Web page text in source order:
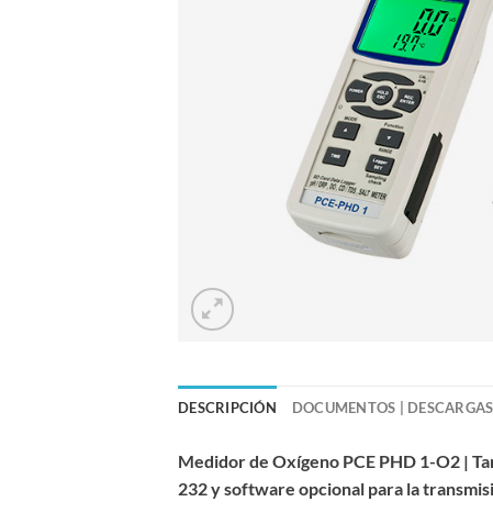
DESCRIPCIÓN DOCUMENTOS | DESCARGAS
Medidor de Oxígeno PCE PHD 1-O2 |
232 y software opcional para la